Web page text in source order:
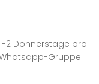
2 Donnerstage pro
Gruppe